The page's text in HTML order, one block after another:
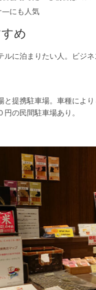
―にも人気
め
に泊まりたい人。ビジ
と提携駐車場。車種によ
の民間駐車場あり。